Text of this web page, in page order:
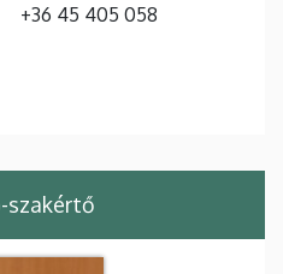
+36 45 405 058
szakértő